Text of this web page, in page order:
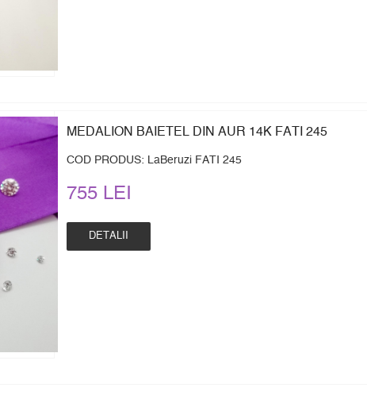
MEDALION BAIETEL DIN AUR 14K FATI 245
COD PRODUS: LaBeruzi FATI 245
755 LEI
DETALII